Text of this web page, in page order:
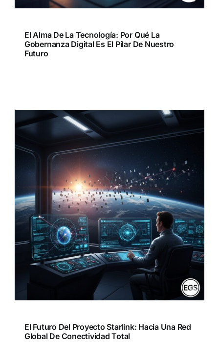
El Alma De La Tecnología: Por Qué La
Gobernanza Digital Es El Pilar De Nuestro
Futuro
El Futuro Del Proyecto Starlink: Hacia Una Red
Global De Conectividad Total